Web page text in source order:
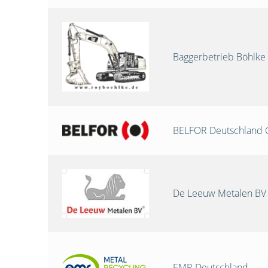
Baggerbetrieb Böhlke
BELFOR Deutschland
De Leeuw Metalen BV